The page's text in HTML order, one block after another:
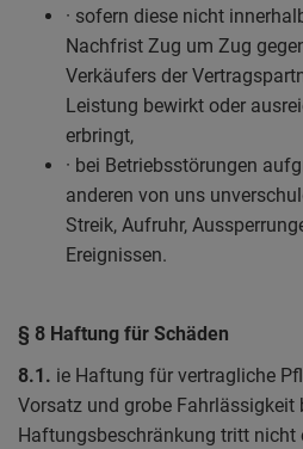
· sofern diese nicht
Nachfrist Zug um Zug
Verkäufers der
Leistung bewirkt oder
erbringt,
· bei Betriebsstörungen
anderen von uns
Streik, Aufruhr,
Ereignissen.
§ 8 Haftung für Schäden
8.1. ie Haftung für vertragliche
Vorsatz und grobe Fahrlässigkeit
Haftungsbeschränkung tritt nicht